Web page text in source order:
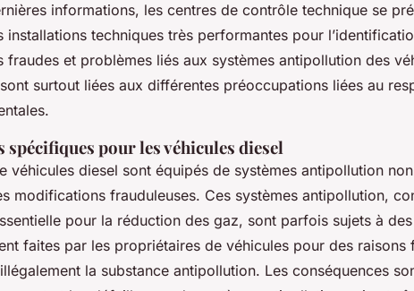
informations, les centres de contrôle technique se
installations techniques très performantes pour
fraudes et problèmes liés aux systèmes antipollution des
surtout liées aux différentes préoccupations liées au
spécifiques pour les véhicules diesel
véhicules diesel sont équipés de systèmes antipollution
modifications frauduleuses. Ces systèmes antipollution,
pour la réduction des gaz, sont parfois sujets à
faites par les propriétaires de véhicules pour des raisons
la substance antipollution. Les conséquences